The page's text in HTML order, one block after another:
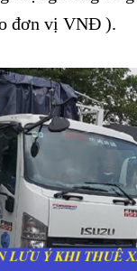
đơn vị VNĐ ).